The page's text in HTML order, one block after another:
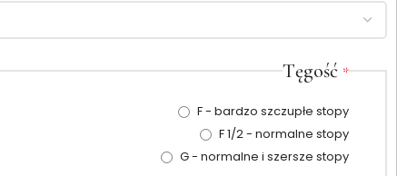
Tęgość *
F - bardzo szczupłe stopy
F 1/2 - normalne stopy
G - normalne i szersze stopy